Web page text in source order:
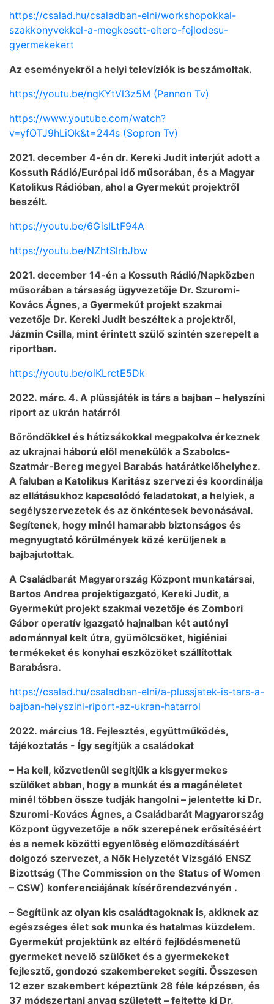
https://csalad.hu/csaladban-elni/workshopokkal-
szakkonyvekkel-a-megkesett-eltero-fejlodesu-
gyermekekert
Az eseményekről a helyi televíziók is beszámoltak.
https://youtu.be/ngKYtVl3z5M (Pannon Tv)
https://www.youtube.com/watch?
v=yfOTJ9hLiOk&t=244s (Sopron Tv)
2021. december 4-én dr. Kereki Judit interjút adott a
Kossuth Rádió/Európai idő műsorában, és a Magyar
Katolikus Rádióban, ahol a Gyermekút projektről
beszélt.
https://youtu.be/6GisILtF94A
https://youtu.be/NZhtSlrbJbw
2021. december 14-én a Kossuth Rádió/Napközben
műsorában a társaság ügyvezetője Dr. Szuromi-
Kovács Ágnes, a Gyermekút projekt szakmai
vezetője Dr. Kereki Judit beszéltek a projektről,
Jázmin Csilla, mint érintett szülő szintén szerepelt a
riportban.
https://youtu.be/oiKLrctE5Dk
2022. márc. 4. A plüssjáték is társ a bajban – helyszíni
riport az ukrán határról
Bőröndökkel és hátizsákokkal megpakolva érkeznek
az ukrajnai háború elől menekülők a Szabolcs-
Szatmár-Bereg megyei Barabás határátkelőhelyhez.
A faluban a Katolikus Karitász szervezi és koordinálja
az ellátásukhoz kapcsolódó feladatokat, a helyiek, a
segélyszervezetek és az önkéntesek bevonásával.
Segítenek, hogy minél hamarabb biztonságos és
megnyugtató körülmények közé kerüljenek a
bajbajutottak.
A Családbarát Magyarország Központ munkatársai,
Bartos Andrea projektigazgató, Kereki Judit, a
Gyermekút projekt szakmai vezetője és Zombori
Gábor operatív igazgató hajnalban két autónyi
adománnyal kelt útra, gyümölcsöket, higiéniai
termékeket és konyhai eszközöket szállítottak
Barabásra.
https://csalad.hu/csaladban-elni/a-plussjatek-is-tars-a-
bajban-helyszini-riport-az-ukran-hatarrol
2022. március 18. Fejlesztés, együttműködés,
tájékoztatás - Így segítjük a családokat
– Ha kell, közvetlenül segítjük a kisgyermekes
szülőket abban, hogy a munkát és a magánéletet
minél többen össze tudják hangolni – jelentette ki Dr.
Szuromi-Kovács Ágnes, a Családbarát Magyarország
Központ ügyvezetője a nők szerepének erősítéséért
és a nemek közötti egyenlőség előmozdításáért
dolgozó szervezet, a Nők Helyzetét Vizsgáló ENSZ
Bizottság (The Commission on the Status of Women
– CSW) konferenciájának kísérőrendezvényén .
– Segítünk az olyan kis családtagoknak is, akiknek az
egészséges élet sok munka és hatalmas küzdelem.
Gyermekút projektünk az eltérő fejlődésmenetű
gyermeket nevelő szülőket és a gyermekeket
fejlesztő, gondozó szakembereket segíti. Összesen
12 ezer szakembert képeztünk 28 féle képzésen, és
37 módszertani anyag született – fejtette ki Dr.